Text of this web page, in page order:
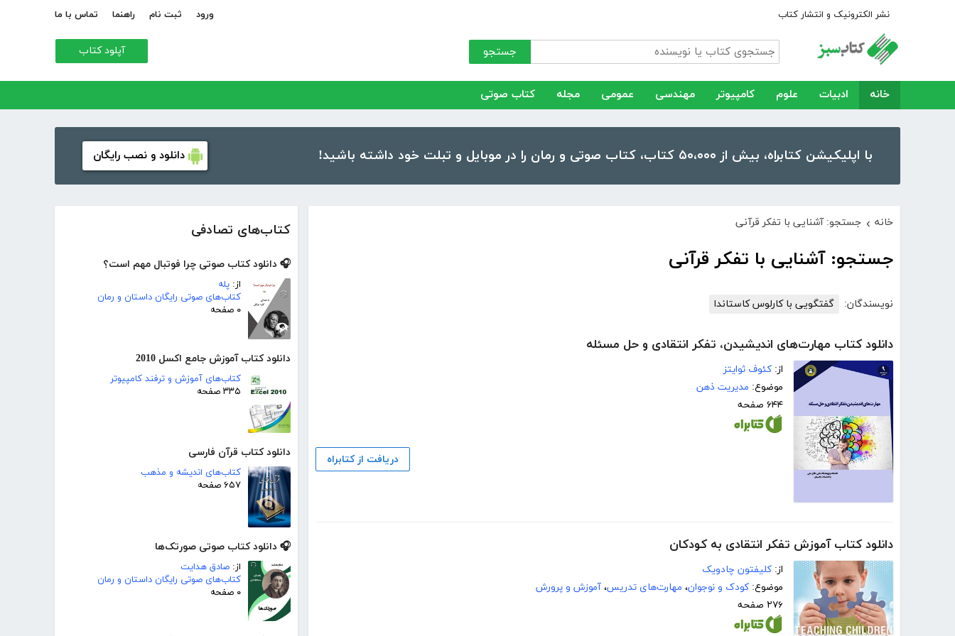
نشر الکترونیک و انتشار کتاب ورود ثبت نام راهنما تماس با ما
جستجو آپلود کتاب
خانه ادبیات علوم کامپیوتر مهندسی عمومی مجله کتاب صوتی
با اپلیکیشن کتابراه، بیش از ۵۰،۰۰۰ کتاب، کتاب صوتی و رمان را در موبایل و تبلت خود داشته باشید! دانلود و نصب رایگان
کتاب‌های تصادفی
🎧 دانلود کتاب صوتی چرا فوتبال مهم است؟
از: پله
کتاب‌های صوتی رایگان داستان و رمان
۰ صفحه
دانلود کتاب آموزش جامع اکسل 2010
کتاب‌های آموزش و ترفند کامپیوتر
۳۳۵ صفحه
دانلود کتاب قرآن فارسی
کتاب‌های اندیشه و مذهب
۶۵۷ صفحه
🎧 دانلود کتاب صوتی صورتک‌ها
از: صادق هدایت
کتاب‌های صوتی رایگان داستان و رمان
۰ صفحه
خانه › جستجو: آشنایی با تفکر قرآنی
جستجو: آشنایی با تفکر قرآنی
نویسندگان: گفتگویی با کارلوس کاستاندا
دانلود کتاب مهارت‌های اندیشیدن، تفکر انتقادی و حل مسئله
از: کئوف ثوایتز
موضوع: مدیریت ذهن
۶۴۴ صفحه
دریافت از کتابراه
دانلود کتاب آموزش تفکر انتقادی به کودکان
از: کلیفتون چادویک
موضوع: کودک و نوجوان، مهارت‌های تدریس، آموزش و پرورش
۲۷۶ صفحه